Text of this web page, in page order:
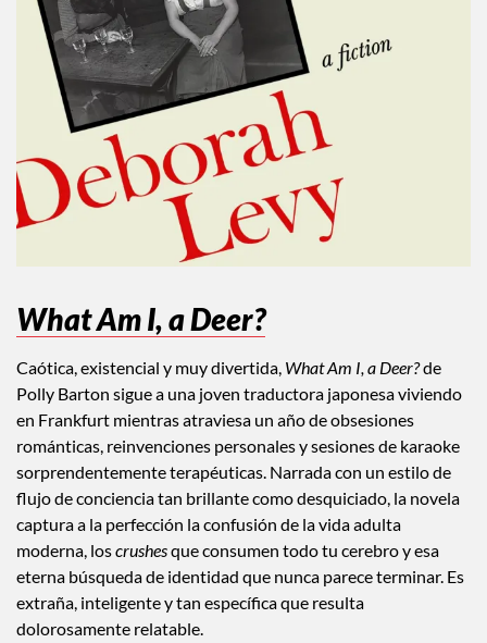
What Am I, a Deer?
Caótica, existencial y muy divertida, What Am I, a Deer?de
Polly Barton sigue a una joven traductora japonesa viviendo
en Frankfurt mientras atraviesa un año de obsesiones
románticas, reinvenciones personales y sesiones de karaoke
sorprendentemente terapéuticas. Narrada con un estilo de
flujo de conciencia tan brillante como desquiciado, la novela
captura a la perfección la confusión de la vida adulta
moderna, loscrushesque consumen todo tu cerebro y esa
eterna búsqueda de identidad que nunca parece terminar. Es
extraña, inteligente y tan específica que resulta
dolorosamente relatable.